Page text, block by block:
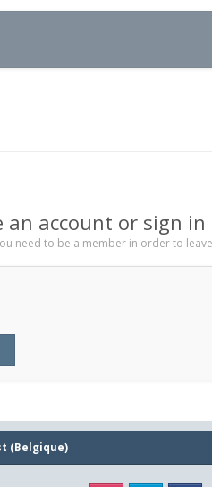
an account or sign
need to be a member in order to
(Belgique)